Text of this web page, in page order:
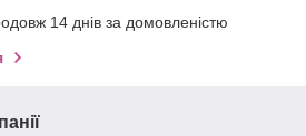
14 днів за домовленістю